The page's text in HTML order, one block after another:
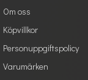
Om oss
Köpvillkor
Personuppgiftspolicy
Varumärken